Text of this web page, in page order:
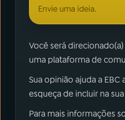
Envie uma ideia.
Você será direcionado(a)
uma plataforma de
Sua opinião ajuda a
esqueça de incluir na
Para mais informações